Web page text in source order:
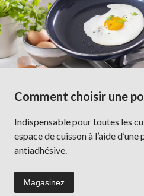
Comment choisir une
Indispensable pour toutes les
espace de cuisson à l’aide
antiadhésive.
Magasinez